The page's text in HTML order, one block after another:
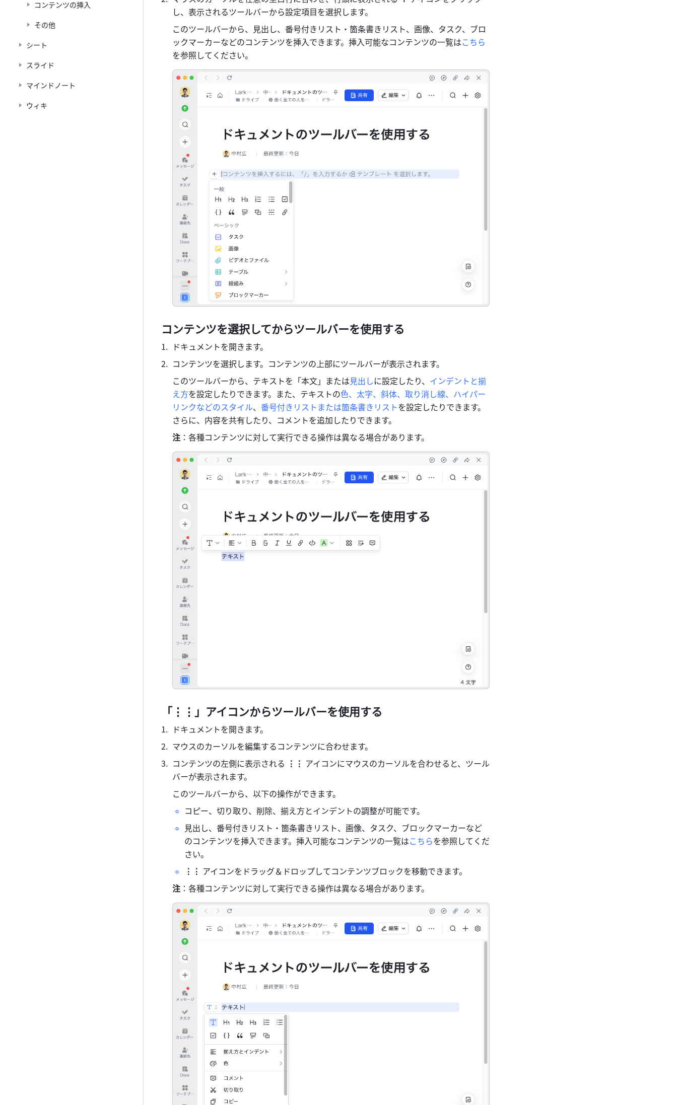
コンテンツの挿入
その他
シート
スライド
マインドノート
ウィキ
し、表示されるツールバーから設定項目を選択します。
このツールバーから、見出し、番号付きリスト・箇条書きリスト、画像、タスク、ブロ
ックマーカーなどのコンテンツを挿入できます。挿入可能なコンテンツの一覧はこちら
を参照してください。
コンテンツを選択してからツールバーを使用する
ドキュメントを開きます。
コンテンツを選択します。コンテンツの上部にツールバーが表示されます。
このツールバーから、テキストを「本文」または見出しに設定したり、 インデントと揃
え方を設定したりできます。また、テキストの色、太字、斜体、取り消し線、ハイパー
リンクなどのスタイル、 番号付きリストまたは箇条書きリストを設定したりできます。
さらに、内容を共有したり、コメントを追加したりできます。
注 ：各種コンテンツに対して実行できる操作は異なる場合があります。
「⋮⋮」アイコンからツールバーを使用する
ドキュメントを開きます。
マウスのカーソルを編集するコンテンツに合わせます。
コンテンツの左側に表示される ⋮⋮ アイコンにマウスのカーソルを合わせると、ツール
バーが表示されます。
このツールバーから、以下の操作ができます。
コピー、切り取り、削除、揃え方とインデントの調整が可能です。
見出し、番号付きリスト・箇条書きリスト、画像、タスク、ブロックマーカーなど
のコンテンツを挿入できます。挿入可能なコンテンツの一覧はこちらを参照してくだ
さい。
⋮⋮ アイコンをドラッグ＆ドロップしてコンテンツブロックを移動できます。
注 ：各種コンテンツに対して実行できる操作は異なる場合があります。